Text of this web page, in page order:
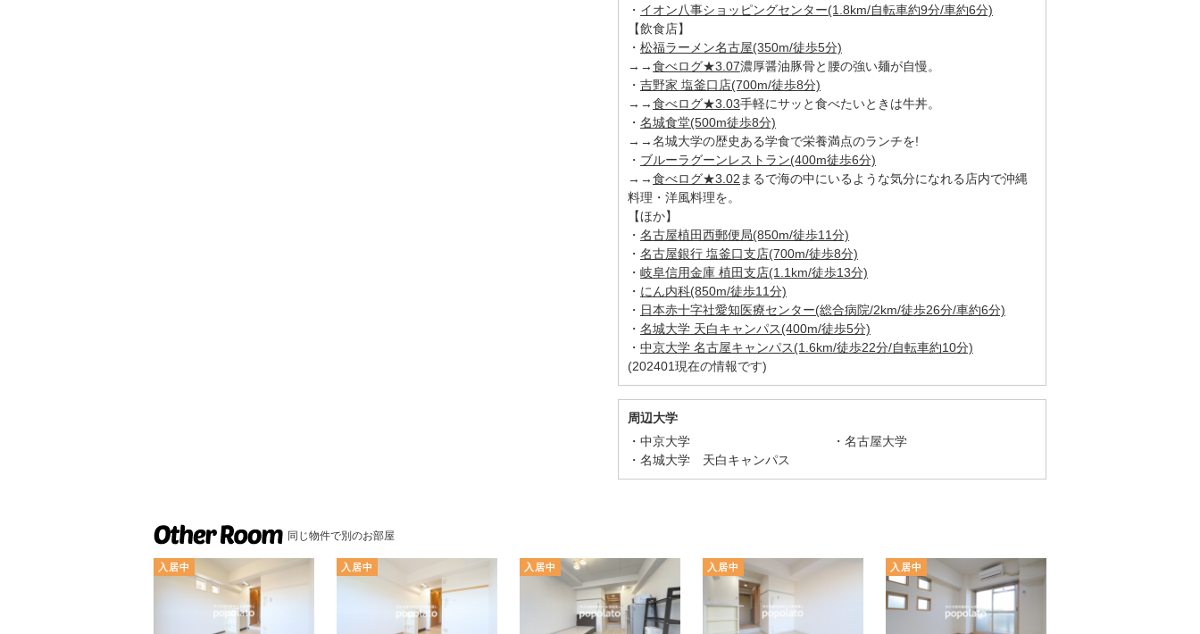
・ イオン八事ショッピングセンター(1.8km/自転車約9分/車約6分)
【飲食店】
・ 松福ラーメン名古屋(350m/徒歩5分)
→→食べログ★3.07濃厚醤油豚骨と腰の強い麺が自慢。
・ 吉野家 塩釜口店(700m/徒歩8分)
→→食べログ★3.03手軽にサッと食べたいときは牛丼。
・ 名城食堂(500m徒歩8分)
→→名城大学の歴史ある学食で栄養満点のランチを!
・ ブルーラグーンレストラン(400m徒歩6分)
→→食べログ★3.02まるで海の中にいるような気分になれる店内で沖縄
料理・洋風料理を。
【ほか】
・ 名古屋植田西郵便局(850m/徒歩11分)
・ 名古屋銀行 塩釜口支店(700m/徒歩8分)
・ 岐阜信用金庫 植田支店(1.1km/徒歩13分)
・ にん内科(850m/徒歩11分)
・ 日本赤十字社愛知医療センター(総合病院/2km/徒歩26分/車約6分)
・ 名城大学 天白キャンパス(400m/徒歩5分)
・ 中京大学 名古屋キャンパス(1.6km/徒歩22分/自転車約10分)
(202401現在の情報です)
周辺大学
中京大学
名古屋大学
名城大学 天白キャンパス
同じ物件で別のお部屋